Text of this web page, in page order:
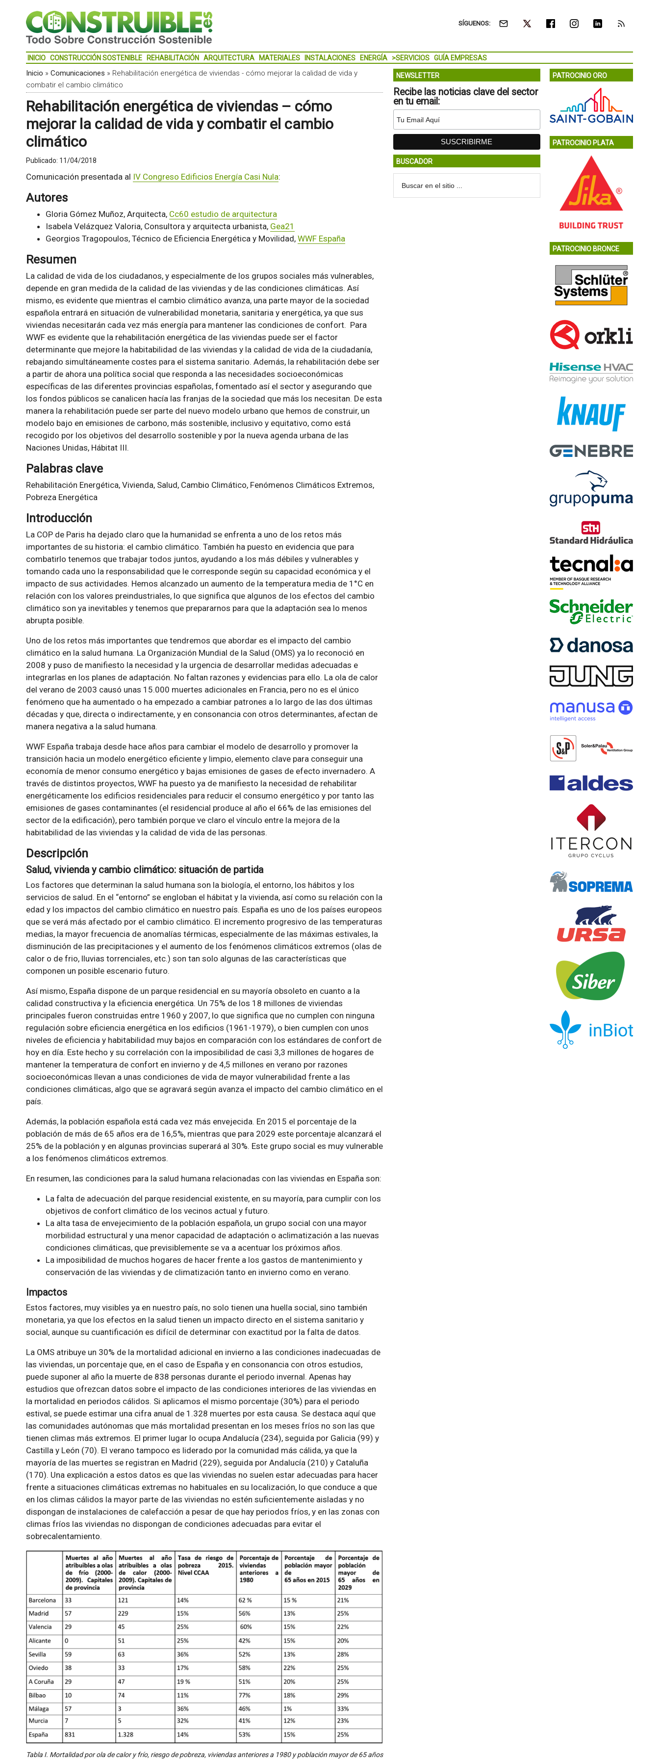
SÍGUENOS:
INICIO CONSTRUCCIÓN SOSTENIBLE REHABILITACIÓN ARQUITECTURA MATERIALES INSTALACIONES ENERGÍA >SERVICIOS GUÍA EMPRESAS
Inicio » Comunicaciones » Rehabilitación energética de viviendas - cómo mejorar la calidad de vida y
combatir el cambio climático
Rehabilitación energética de viviendas – cómo
mejorar la calidad de vida y combatir el cambio
climático
Publicado: 11/04/2018
Comunicación presentada al IV Congreso Edificios Energía Casi Nula:
Autores
Gloria Gómez Muñoz, Arquitecta, Cc60 estudio de arquitectura
Isabela Velázquez Valoria, Consultora y arquitecta urbanista, Gea21
Georgios Tragopoulos, Técnico de Eficiencia Energética y Movilidad, WWF España
Resumen
La calidad de vida de los ciudadanos, y especialmente de los grupos sociales más vulnerables,
depende en gran medida de la calidad de las viviendas y de las condiciones climáticas. Así
mismo, es evidente que mientras el cambio climático avanza, una parte mayor de la sociedad
española entrará en situación de vulnerabilidad monetaria, sanitaria y energética, ya que sus
viviendas necesitarán cada vez más energía para mantener las condiciones de confort. Para
WWF es evidente que la rehabilitación energética de las viviendas puede ser el factor
determinante que mejore la habitabilidad de las viviendas y la calidad de vida de la ciudadanía,
rebajando simultáneamente costes para el sistema sanitario. Además, la rehabilitación debe ser
a partir de ahora una política social que responda a las necesidades socioeconómicas
específicas de las diferentes provincias españolas, fomentado así el sector y asegurando que
los fondos públicos se canalicen hacía las franjas de la sociedad que más los necesitan. De esta
manera la rehabilitación puede ser parte del nuevo modelo urbano que hemos de construir, un
modelo bajo en emisiones de carbono, más sostenible, inclusivo y equitativo, como está
recogido por los objetivos del desarrollo sostenible y por la nueva agenda urbana de las
Naciones Unidas, Hábitat III.
Palabras clave
Rehabilitación Energética, Vivienda, Salud, Cambio Climático, Fenómenos Climáticos Extremos,
Pobreza Energética
Introducción
La COP de Paris ha dejado claro que la humanidad se enfrenta a uno de los retos más
importantes de su historia: el cambio climático. También ha puesto en evidencia que para
combatirlo tenemos que trabajar todos juntos, ayudando a los más débiles y vulnerables y
tomando cada uno la responsabilidad que le corresponde según su capacidad económica y el
impacto de sus actividades. Hemos alcanzado un aumento de la temperatura media de 1°C en
relación con los valores preindustriales, lo que significa que algunos de los efectos del cambio
climático son ya inevitables y tenemos que prepararnos para que la adaptación sea lo menos
abrupta posible.
Uno de los retos más importantes que tendremos que abordar es el impacto del cambio
climático en la salud humana. La Organización Mundial de la Salud (OMS) ya lo reconoció en
2008 y puso de manifiesto la necesidad y la urgencia de desarrollar medidas adecuadas e
integrarlas en los planes de adaptación. No faltan razones y evidencias para ello. La ola de calor
del verano de 2003 causó unas 15.000 muertes adicionales en Francia, pero no es el único
fenómeno que ha aumentado o ha empezado a cambiar patrones a lo largo de las dos últimas
décadas y que, directa o indirectamente, y en consonancia con otros determinantes, afectan de
manera negativa a la salud humana.
WWF España trabaja desde hace años para cambiar el modelo de desarrollo y promover la
transición hacia un modelo energético eficiente y limpio, elemento clave para conseguir una
economía de menor consumo energético y bajas emisiones de gases de efecto invernadero. A
través de distintos proyectos, WWF ha puesto ya de manifiesto la necesidad de rehabilitar
energéticamente los edificios residenciales para reducir el consumo energético y por tanto las
emisiones de gases contaminantes (el residencial produce al año el 66% de las emisiones del
sector de la edificación), pero también porque ve claro el vínculo entre la mejora de la
habitabilidad de las viviendas y la calidad de vida de las personas.
Descripción
Salud, vivienda y cambio climático: situación de partida
Los factores que determinan la salud humana son la biología, el entorno, los hábitos y los
servicios de salud. En el “entorno” se engloban el hábitat y la vivienda, así como su relación con la
edad y los impactos del cambio climático en nuestro país. España es uno de los países europeos
que se verá más afectado por el cambio climático. El incremento progresivo de las temperaturas
medias, la mayor frecuencia de anomalías térmicas, especialmente de las máximas estivales, la
disminución de las precipitaciones y el aumento de los fenómenos climáticos extremos (olas de
calor o de frio, lluvias torrenciales, etc.) son tan solo algunas de las características que
componen un posible escenario futuro.
Así mismo, España dispone de un parque residencial en su mayoría obsoleto en cuanto a la
calidad constructiva y la eficiencia energética. Un 75% de los 18 millones de viviendas
principales fueron construidas entre 1960 y 2007, lo que significa que no cumplen con ninguna
regulación sobre eficiencia energética en los edificios (1961-1979), o bien cumplen con unos
niveles de eficiencia y habitabilidad muy bajos en comparación con los estándares de confort de
hoy en día. Este hecho y su correlación con la imposibilidad de casi 3,3 millones de hogares de
mantener la temperatura de confort en invierno y de 4,5 millones en verano por razones
socioeconómicas llevan a unas condiciones de vida de mayor vulnerabilidad frente a las
condiciones climáticas, algo que se agravará según avanza el impacto del cambio climático en el
país.
Además, la población española está cada vez más envejecida. En 2015 el porcentaje de la
población de más de 65 años era de 16,5%, mientras que para 2029 este porcentaje alcanzará el
25% de la población y en algunas provincias superará al 30%. Este grupo social es muy vulnerable
a los fenómenos climáticos extremos.
En resumen, las condiciones para la salud humana relacionadas con las viviendas en España son:
La falta de adecuación del parque residencial existente, en su mayoría, para cumplir con los
objetivos de confort climático de los vecinos actual y futuro.
La alta tasa de envejecimiento de la población española, un grupo social con una mayor
morbilidad estructural y una menor capacidad de adaptación o aclimatización a las nuevas
condiciones climáticas, que previsiblemente se va a acentuar los próximos años.
La imposibilidad de muchos hogares de hacer frente a los gastos de mantenimiento y
conservación de las viviendas y de climatización tanto en invierno como en verano.
Impactos
Estos factores, muy visibles ya en nuestro país, no solo tienen una huella social, sino también
monetaria, ya que los efectos en la salud tienen un impacto directo en el sistema sanitario y
social, aunque su cuantificación es difícil de determinar con exactitud por la falta de datos.
La OMS atribuye un 30% de la mortalidad adicional en invierno a las condiciones inadecuadas de
las viviendas, un porcentaje que, en el caso de España y en consonancia con otros estudios,
puede suponer al año la muerte de 838 personas durante el periodo invernal. Apenas hay
estudios que ofrezcan datos sobre el impacto de las condiciones interiores de las viviendas en
la mortalidad en periodos cálidos. Si aplicamos el mismo porcentaje (30%) para el periodo
estival, se puede estimar una cifra anual de 1.328 muertes por esta causa. Se destaca aquí que
las comunidades autónomas que más mortalidad presentan en los meses fríos no son las que
tienen climas más extremos. El primer lugar lo ocupa Andalucía (234), seguida por Galicia (99) y
Castilla y León (70). El verano tampoco es liderado por la comunidad más cálida, ya que la
mayoría de las muertes se registran en Madrid (229), seguida por Andalucía (210) y Cataluña
(170). Una explicación a estos datos es que las viviendas no suelen estar adecuadas para hacer
frente a situaciones climáticas extremas no habituales en su localización, lo que conduce a que
en los climas cálidos la mayor parte de las viviendas no estén suficientemente aisladas y no
dispongan de instalaciones de calefacción a pesar de que hay periodos fríos, y en las zonas con
climas fríos las viviendas no dispongan de condiciones adecuadas para evitar el
sobrecalentamiento.
Tabla I. Mortalidad por ola de calor y frío, riesgo de pobreza, viviendas anteriores a 1980 y población mayor de 65 años
NEWSLETTER
Recibe las noticias clave del sector
en tu email:
BUSCADOR
PATROCINIO ORO
PATROCINIO PLATA
PATROCINIO BRONCE